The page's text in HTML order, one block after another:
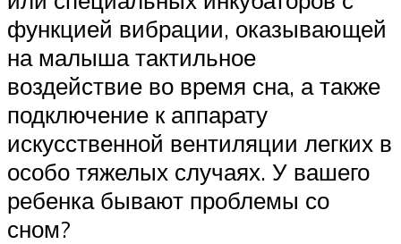
функцией вибрации, оказывающей
на малыша тактильное
воздействие во время сна, а также
подключение к аппарату
искусственной вентиляции легких в
особо тяжелых случаях. У вашего
ребенка бывают проблемы со
сном?